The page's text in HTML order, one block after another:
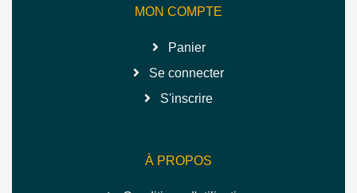
MON COMPTE
Panier
Se connecter
S'inscrire
À PROPOS